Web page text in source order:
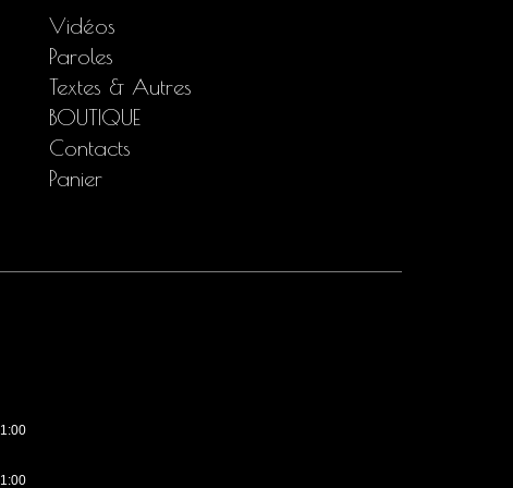
Vidéos
Paroles
Textes & Autres
BOUTIQUE
Contacts
Panier
1:00
1:00